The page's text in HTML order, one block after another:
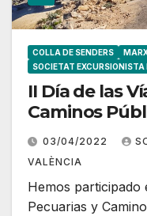
COLLA DE SENDERS
SOCIETAT
II Día de las
Caminos
03/04/2022
VALÈNCIA
Hemos participado
Pecuarias y